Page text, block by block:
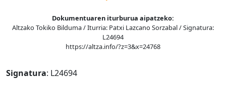
Dokumentuaren iturburua aipatzeko:
Altzako Tokiko Bilduma / Iturria: Patxi Lazcano Sorzabal / Signatura:
L24694
https://altza.info/?z=3&x=24768
Signatura: L24694